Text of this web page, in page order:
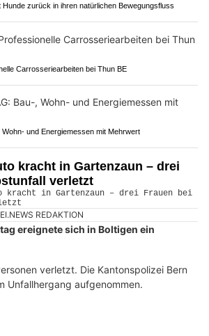
zurück in ihren natürlichen Bewegungsfluss
Carrosseriearbeiten bei Thun BE
und Energiemessen mit Mehrwert
kracht in Gartenzaun – drei
verletzt
REDAKTION
ereignete sich in Boltigen ein
verletzt. Die Kantonspolizei Bern
Unfallhergang aufgenommen.